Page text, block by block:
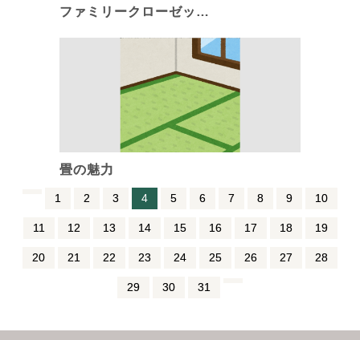
ファミリークローゼッ…
畳の魅力
1 2 3 4 5 6 7 8 9 10
11 12 13 14 15 16 17 18 19
20 21 22 23 24 25 26 27 28
29 30 31